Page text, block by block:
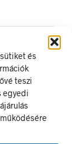
és
teszi
egyedi
– Miért
Válaszd Ki,